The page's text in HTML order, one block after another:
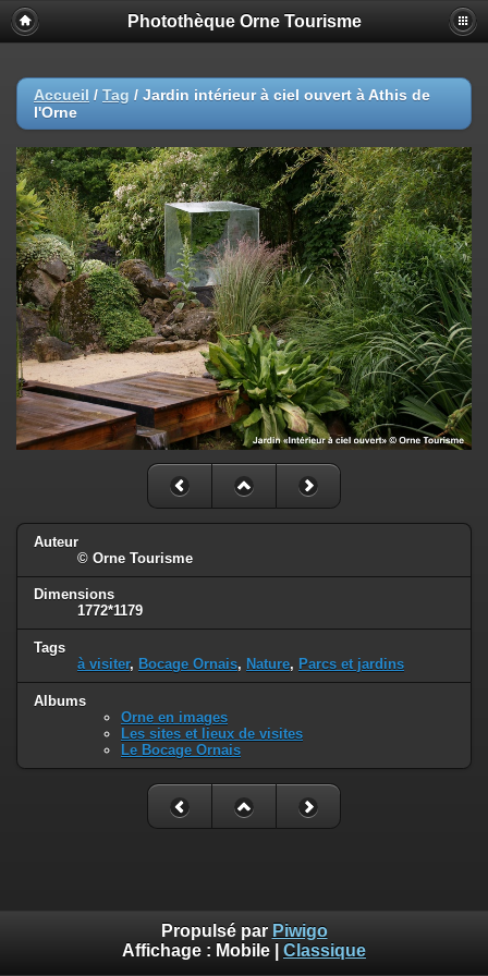
Photothèque Orne Tourisme
Accueil / Tag / Jardin intérieur à ciel ouvert à Athis de
l'Orne
Auteur
© Orne Tourisme
Dimensions
1772*1179
Tags
à visiter, Bocage Ornais, Nature, Parcs et jardins
Albums
Orne en images
Les sites et lieux de visites
Le Bocage Ornais
Propulsé par Piwigo
Affichage : Mobile Classique